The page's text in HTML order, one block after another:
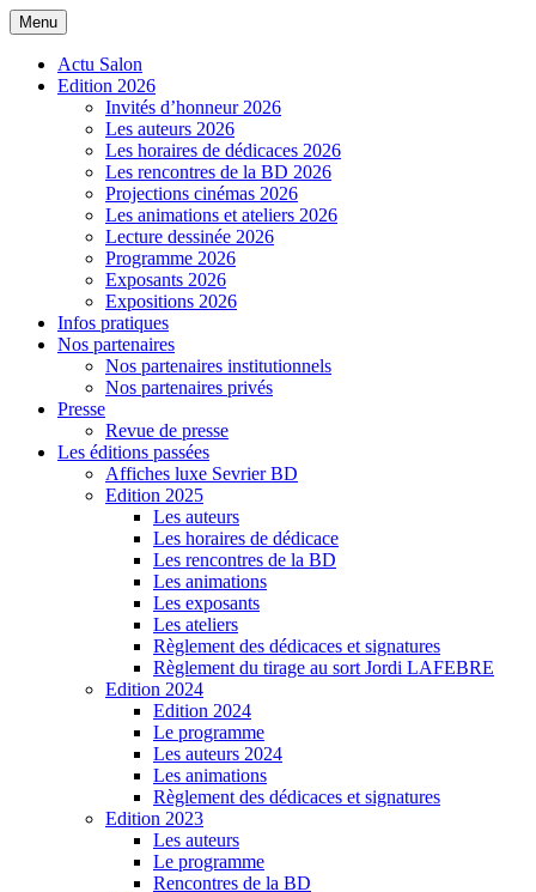
Aller
au
contenu
Salon de la BD de Sevrier
Menu
Actu Salon
Edition 2026
Invités d’honneur 2026
Les auteurs 2026
Les horaires de dédicaces 2026
Les rencontres de la BD 2026
Projections cinémas 2026
Les animations et ateliers 2026
Lecture dessinée 2026
Programme 2026
Exposants 2026
Expositions 2026
Infos pratiques
Nos partenaires
Nos partenaires institutionnels
Nos partenaires privés
Presse
Revue de presse
Les éditions passées
Affiches luxe Sevrier BD
Edition 2025
Les auteurs
Les horaires de dédicace
Les rencontres de la BD
Les animations
Les exposants
Les ateliers
Règlement des dédicaces et signatures
Règlement du tirage au sort Jordi LAFEBRE
Edition 2024
Edition 2024
Le programme
Les auteurs 2024
Les animations
Règlement des dédicaces et signatures
Edition 2023
Les auteurs
Le programme
Rencontres de la BD